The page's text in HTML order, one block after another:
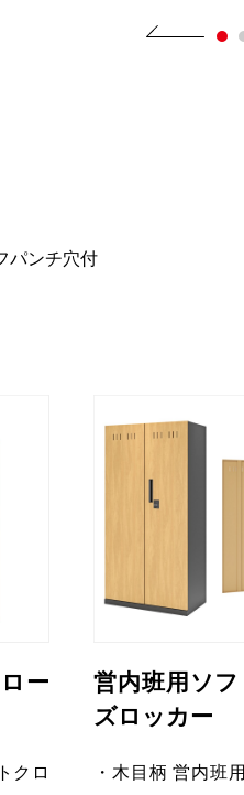
パンチ穴付
ー
クロ
営内班用ソ
ズロッカー
・木目柄 営内班